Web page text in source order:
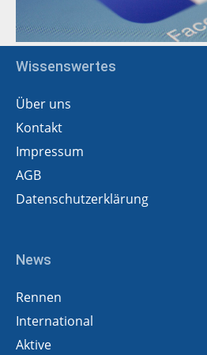
Wissenswertes
Über uns
Kontakt
Impressum
AGB
Datenschutzerklärung
News
Rennen
International
Aktive